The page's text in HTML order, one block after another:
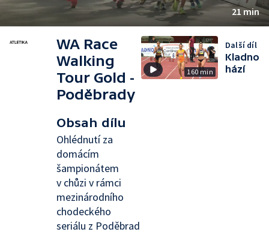
21 min
WA Race
Walking
Tour Gold -
Poděbrady
Obsah dílu
Ohlédnutí za
domácím
šampionátem
v chůzi v rámci
mezinárodního
chodeckého
seriálu z Poděbrad
160 min
Další díl
Kladno
hází